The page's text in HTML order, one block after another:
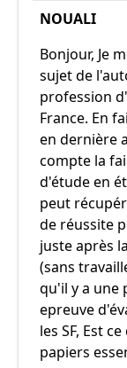
NOUALI
Bonjour, Je
sujet de
profession
France. En
en dernière
compte la
d'étude en
peut
de réussite
juste après
(sans
qu'il y a une
epreuve
les SF, Est
papiers